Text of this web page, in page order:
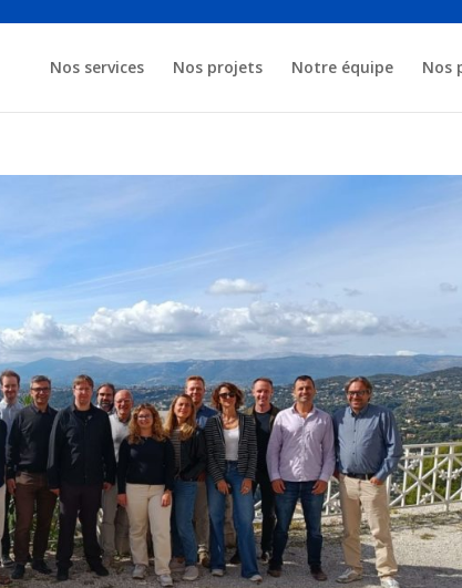
Nos services Nos projets Notre équipe Nos